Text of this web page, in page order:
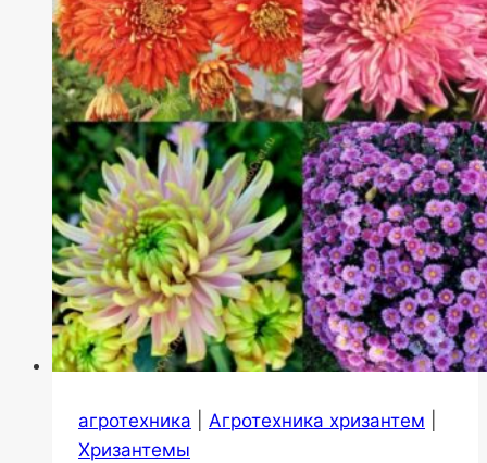
агротехника Агротехника хризантем
Хризантемы